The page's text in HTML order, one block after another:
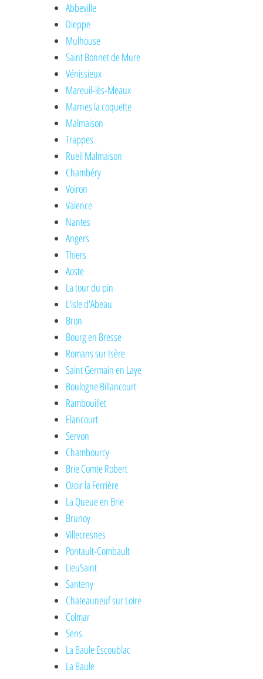
Abbeville
Dieppe
Mulhouse
Saint Bonnet de Mure
Vénissieux
Mareuil-lès-Meaux
Marnes la coquette
Malmaison
Trappes
Rueil Malmaison
Chambéry
Voiron
Valence
Nantes
Angers
Thiers
Aoste
La tour du pin
L'isle d'Abeau
Bron
Bourg en Bresse
Romans sur Isère
Saint Germain en Laye
Boulogne Billancourt
Rambouillet
Elancourt
Servon
Chambourcy
Brie Comte Robert
Ozoir la Ferrière
La Queue en Brie
Brunoy
Villecresnes
Pontault-Combault
LieuSaint
Santeny
Chateauneuf sur Loire
Colmar
Sens
La Baule Escoublac
La Baule